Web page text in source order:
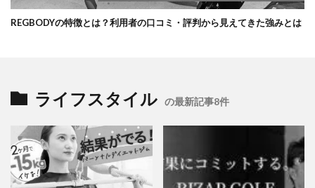
REGBODYの特徴とは？利用者の口コミ・評判から見えてきた強みとは
ライフスタイル の最新記事8件